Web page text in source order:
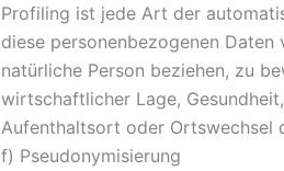
Profiling ist jede Art der
diese personenbezogenen
natürliche Person beziehen, zu
wirtschaftlicher Lage,
Aufenthaltsort oder Ortswechsel
f) Pseudonymisierung